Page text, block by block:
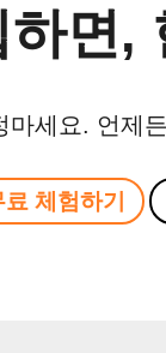
하면,
마세요. 언제
체험하기